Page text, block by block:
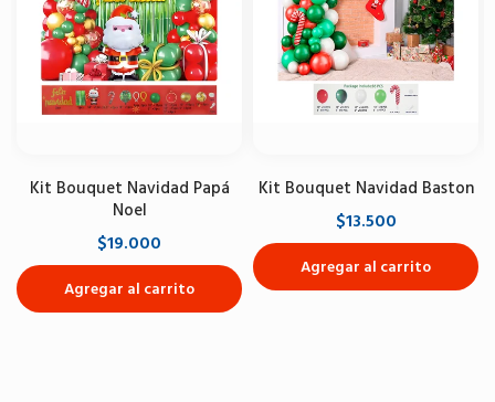
Kit Bouquet Navidad Papá
Noel
$19.000
Agregar al carrito
Kit Bouquet Navidad Baston
$13.500
Agregar al carrito